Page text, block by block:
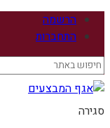
הרשמה
התחברות
סגירה